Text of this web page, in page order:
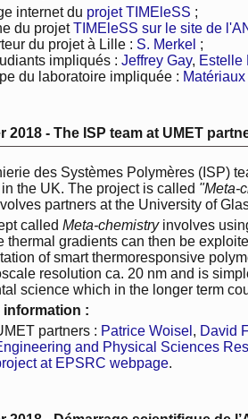
internet du projet TIMEleSS ;
du projetTIMEleSS sur le site de
du projet à Lille : S. Merkel ;
impliqués : Jeffrey Gay, Estelle
du laboratoire impliquée :
2018 - The ISP team at UMET
des Systèmes Polymères (ISP)
the UK. The project is called "Meta-
partners at the University of
called Meta-chemistryinvolves
thermal gradients can then be
of smart thermoresponsive
resolution ca. 20 nm and is
science which in the longer term
information :
partners : Patrice Woisel , David
and Physical Sciences
at EPSRC webpage.